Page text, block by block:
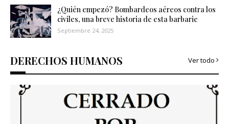
¿Quién empezó? Bombardeos aéreos contra los
civiles, una breve historia de esta barbarie
Septiembre 24, 2025
DERECHOS HUMANOS Ver todo